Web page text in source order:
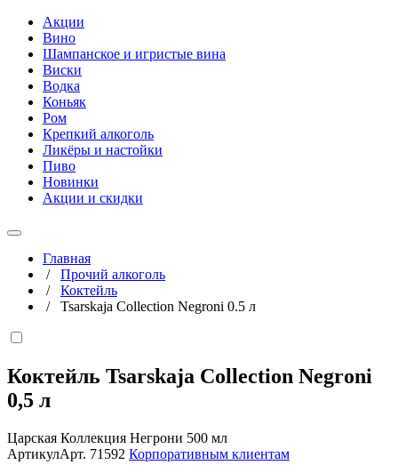
Акции
Вино
Шампанское и игристые вина
Виски
Водка
Коньяк
Ром
Крепкий алкоголь
Ликёры и настойки
Пиво
Новинки
Акции и скидки
Главная
/ Прочий алкоголь
/ Коктейль
/ Tsarskaja Collection Negroni 0.5 л
Коктейль Tsarskaja Collection Negroni
0,5 л
Царская Коллекция Негрони 500 мл
АртикулАрт. 71592 Корпоративным клиентам